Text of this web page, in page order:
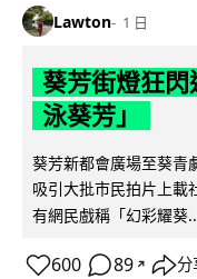
Lawton 1 日
葵芳街燈狂閃
泳葵芳」
葵芳新都會廣場至葵青
吸引大批市民拍片上載
有網民戲稱「幻彩耀葵
600 89 ↗ 分